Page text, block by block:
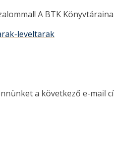
A BTK
leveltarak
a következő e-mail